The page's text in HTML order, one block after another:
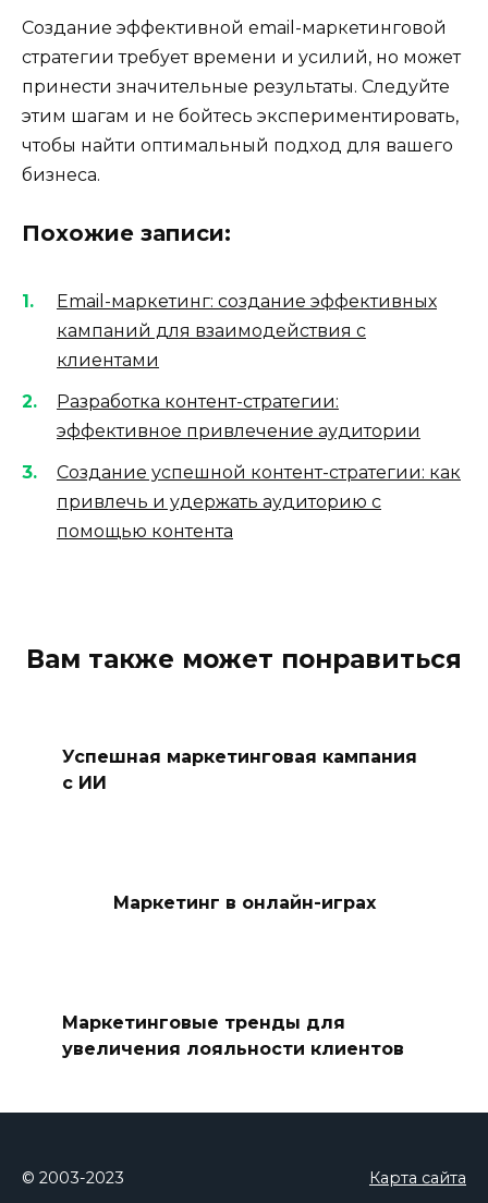
Создание эффективной email-маркетинговой
стратегии требует времени и усилий, но может
принести значительные результаты. Следуйте
этим шагам и не бойтесь экспериментировать,
чтобы найти оптимальный подход для вашего
бизнеса.
Похожие записи:
Email-маркетинг: создание эффективных
кампаний для взаимодействия с
клиентами
Разработка контент-стратегии:
эффективное привлечение аудитории
Создание успешной контент-стратегии: как
привлечь и удержать аудиторию с
помощью контента
Вам также может понравиться
Успешная маркетинговая кампания
с ИИ
Маркетинг в онлайн-играх
Маркетинговые тренды для
увеличения лояльности клиентов
© 2003-2023 Карта сайта